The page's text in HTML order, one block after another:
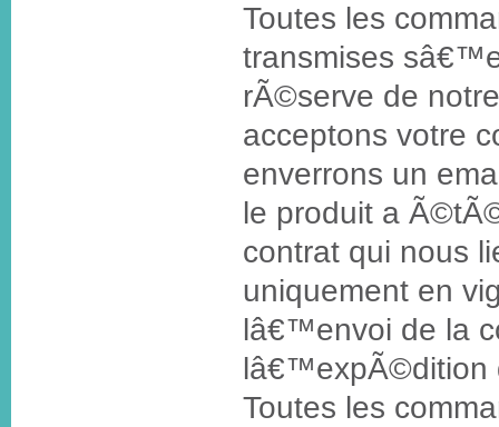
Toutes les
transmises
rÃ©serve de
acceptons votre
enverrons un
le produit a
contrat qui nous
uniquement en
lâ€™envoi de la
lâ€™expÃ©dition
Toutes les